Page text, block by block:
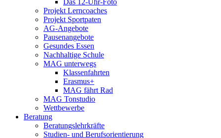
Das 12-Uhr-Foto
Projekt Lerncoaches
Projekt Sportpaten
AG-Angebote
Pausenangebote
Gesundes Essen
Nachhaltige Schule
MAG unterwegs
Klassenfahrten
Erasmus+
MAG fährt Rad
MAG Tonstudio
Wettbewerbe
Beratung
Beratungslehrkräfte
Studien- und Berufsorientierung